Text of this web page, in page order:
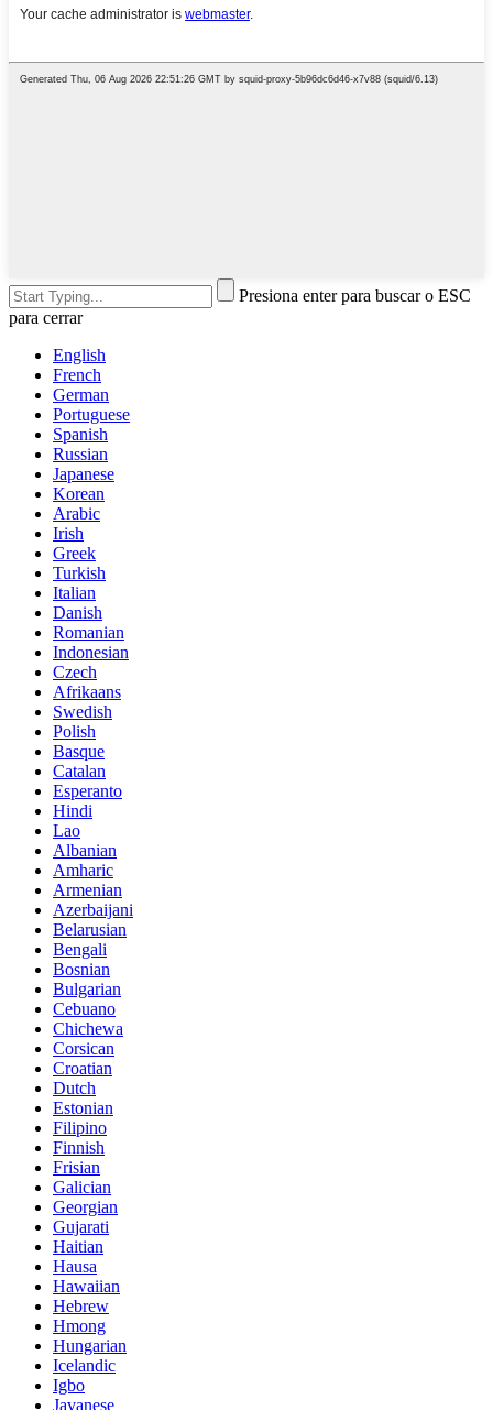
Presiona enter para buscar o ESC
para cerrar
English
French
German
Portuguese
Spanish
Russian
Japanese
Korean
Arabic
Irish
Greek
Turkish
Italian
Danish
Romanian
Indonesian
Czech
Afrikaans
Swedish
Polish
Basque
Catalan
Esperanto
Hindi
Lao
Albanian
Amharic
Armenian
Azerbaijani
Belarusian
Bengali
Bosnian
Bulgarian
Cebuano
Chichewa
Corsican
Croatian
Dutch
Estonian
Filipino
Finnish
Frisian
Galician
Georgian
Gujarati
Haitian
Hausa
Hawaiian
Hebrew
Hmong
Hungarian
Icelandic
Igbo
Javanese